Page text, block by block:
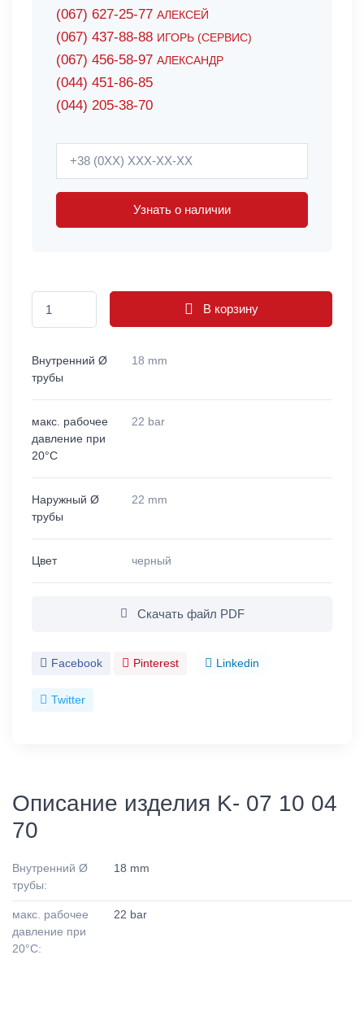
(067) 627-25-77 АЛЕКСЕЙ
(067) 437-88-88 ИГОРЬ (СЕРВИС)
(067) 456-58-97 АЛЕКСАНДР
(044) 451-86-85
(044) 205-38-70
Узнать о наличии
В корзину
Внутренний Ø
трубы
18 mm
макс. рабочее
давление при
20°C
22 bar
Наружный Ø
трубы
22 mm
Цвет черный
Скачать файл PDF
Facebook Pinterest Linkedin
Twitter
Описание изделия K- 07 10 04
70
Внутренний Ø
трубы:
18 mm
макс. рабочее
давление при
20°C:
22 bar